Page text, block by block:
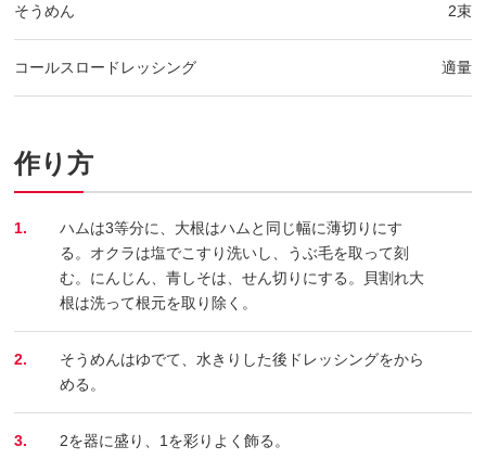
そうめん 2束
コールスロードレッシング 適量
作り方
1.
ハムは3等分に、大根はハムと同じ幅に薄切りにす
る。オクラは塩でこすり洗いし、うぶ毛を取って刻
む。にんじん、青しそは、せん切りにする。貝割れ大
根は洗って根元を取り除く。
2.
そうめんはゆでて、水きりした後ドレッシングをから
める。
3. 2を器に盛り、1を彩りよく飾る。